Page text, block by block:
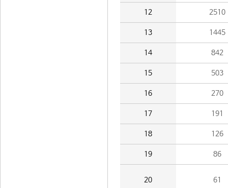
12 2510
13 1445
14 842
15 503
16 270
17 191
18 126
19 86
20 61